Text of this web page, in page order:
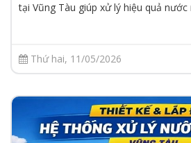
tại Vũng Tàu giúp xử lý hiệu quả nước
Thứ hai, 11/05/2026